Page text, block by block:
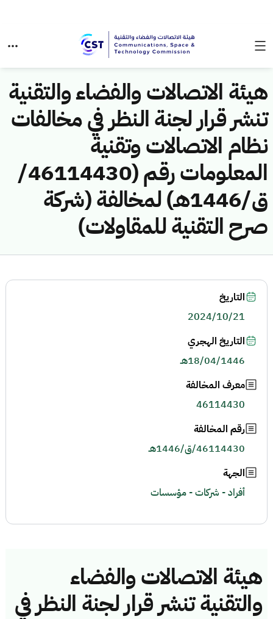
هيئة الاتصالات والفضاء والتقنية
تنشر قرار لجنة النظر في مخالفات
نظام الاتصالات وتقنية
المعلومات رقم (46114430/
ق/1446هـ) لمخالفة (شركة
صرح التقنية للمقاولات)
هيئة الاتصالات والفضاء
والتقنية تنشر قرار لجنة النظر في
التاريخ
2024/10/21
التاريخ الهجري
18/04/1446هـ
معرف المخالفة
46114430
رقم المخالفة
46114430/ق/1446هـ
الجهة
أفراد - شركات - مؤسسات